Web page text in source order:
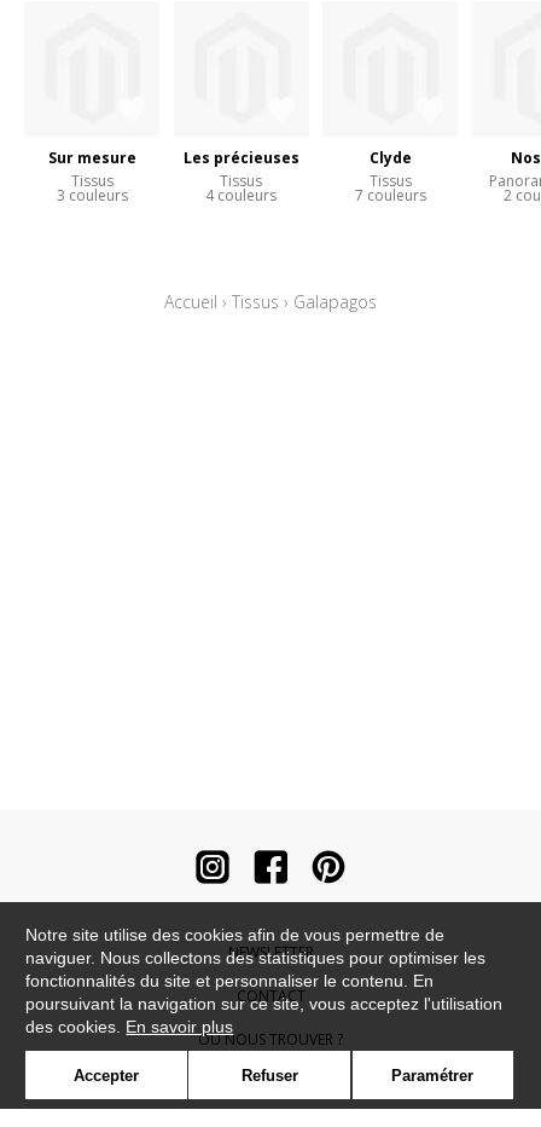
Sur mesure
Tissus
3 couleurs
Les précieuses
Tissus
4 couleurs
Clyde
Tissus
7 couleurs 2
Accueil › Tissus › Galapagos
NEWSLETTER
CONTACT
OÙ NOUS TROUVER ?
CONTRACT
Notre site utilise des cookies afin de vous permettre de
naviguer. Nous collectons des statistiques pour optimiser les
fonctionnalités du site et personnaliser le contenu. En
poursuivant la navigation sur ce site, vous acceptez l'utilisation
des cookies. En savoir plus
Accepter Refuser Paramétrer